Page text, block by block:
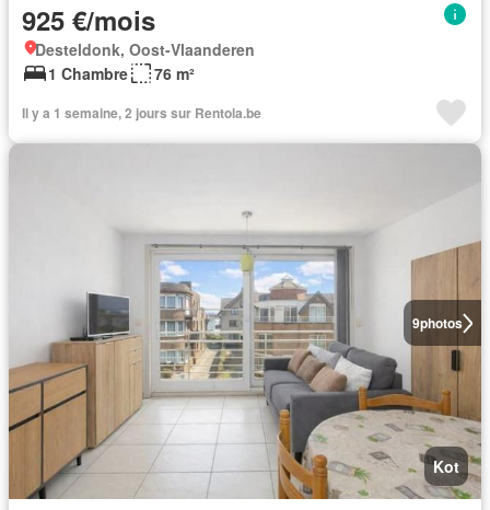
925 €/mois
Desteldonk, Oost-Vlaanderen
1 Chambre
76 m²
Il y a 1 semaine, 2 jours sur Rentola.be
9photos
Kot